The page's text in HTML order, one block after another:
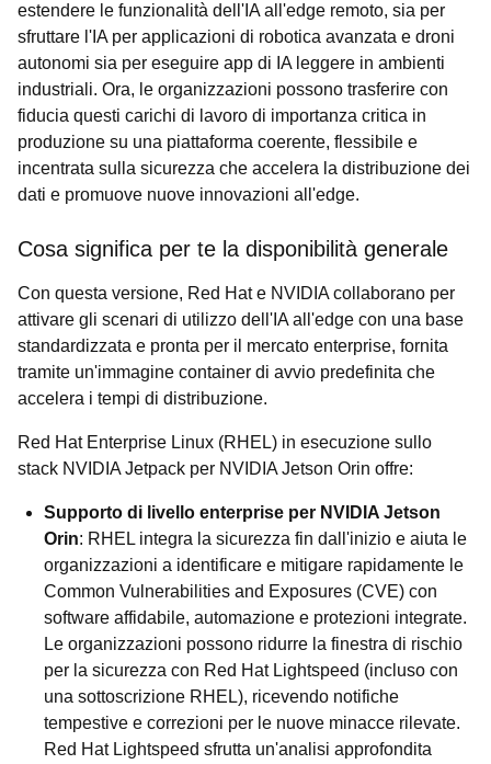
estendere le funzionalità dell'IA all'edge remoto, sia per
sfruttare l'IA per applicazioni di robotica avanzata e droni
autonomi sia per eseguire app di IA leggere in ambienti
industriali. Ora, le organizzazioni possono trasferire con
fiducia questi carichi di lavoro di importanza critica in
produzione su una piattaforma coerente, flessibile e
incentrata sulla sicurezza che accelera la distribuzione dei
dati e promuove nuove innovazioni all'edge.
Cosa significa per te la disponibilità generale
Con questa versione, Red Hat e NVIDIA collaborano per
attivare gli scenari di utilizzo dell'IA all'edge con una base
standardizzata e pronta per il mercato enterprise, fornita
tramite un'immagine container di avvio predefinita che
accelera i tempi di distribuzione.
Red Hat Enterprise Linux (RHEL) in esecuzione sullo
stack NVIDIA Jetpack per NVIDIA Jetson Orin offre:
Supporto di livello enterprise per NVIDIA Jetson
Orin: RHEL integra la sicurezza fin dall'inizio e aiuta le
organizzazioni a identificare e mitigare rapidamente le
Common Vulnerabilities and Exposures (CVE) con
software affidabile, automazione e protezioni integrate.
Le organizzazioni possono ridurre la finestra di rischio
per la sicurezza con Red Hat Lightspeed (incluso con
una sottoscrizione RHEL), ricevendo notifiche
tempestive e correzioni per le nuove minacce rilevate.
Red Hat Lightspeed sfrutta un'analisi approfondita